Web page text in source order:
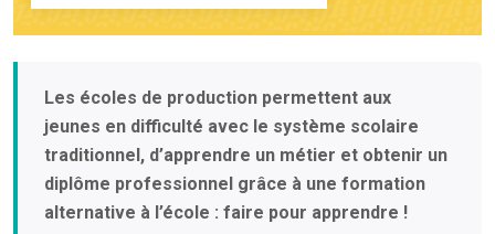
Les écoles de production permettent aux
jeunes en difficulté avec le système scolaire
traditionnel, d’apprendre un métier et obtenir un
diplôme professionnel grâce à une formation
alternative à l’école : faire pour apprendre !